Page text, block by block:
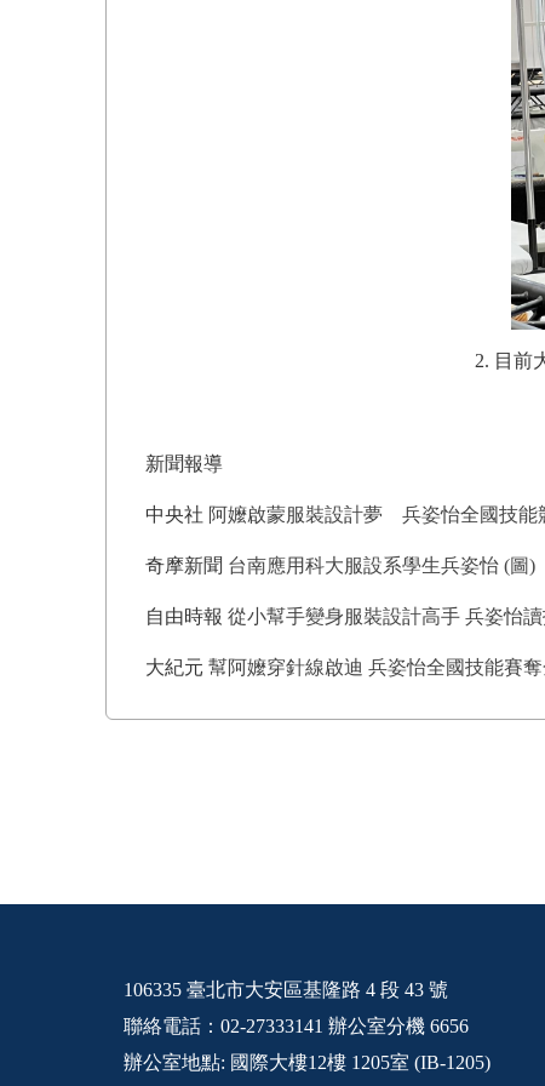
2. 目前
新聞報導
中央社 阿嬤啟蒙服裝設計夢 兵姿怡全國技能
奇摩新聞 台南應用科大服設系學生兵姿怡 (圖)
自由時報 從小幫手變身服裝設計高手 兵姿怡
大紀元 幫阿嬤穿針線啟迪 兵姿怡全國技能賽奪
106335 臺北市大安區基隆路 4 段 43 號
聯絡電話：02-27333141 辦公室分機 6656
辦公室地點: 國際大樓12樓 1205室 (IB-1205)